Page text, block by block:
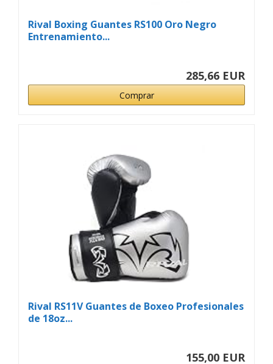
Rival Boxing Guantes RS100 Oro Negro
Entrenamiento...
285,66 EUR
Comprar
Rival RS11V Guantes de Boxeo Profesionales
de 18oz...
155,00 EUR